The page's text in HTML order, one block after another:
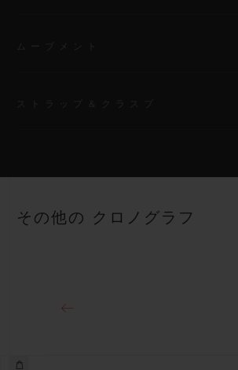
50時間
ストラップ
その他の クロノグラフ